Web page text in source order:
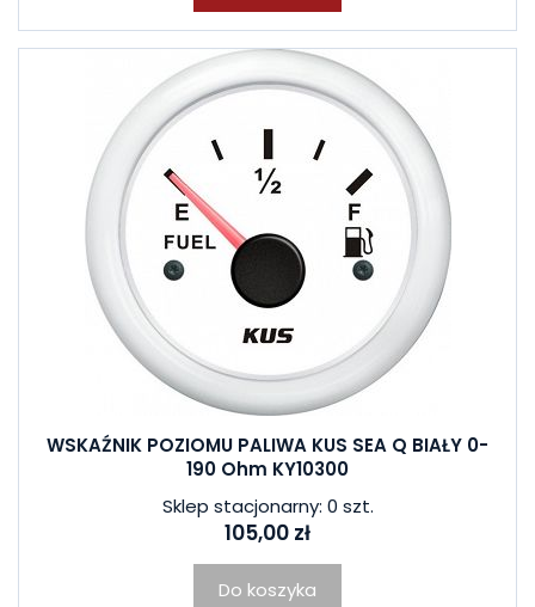
WSKAŹNIK POZIOMU PALIWA KUS SEA Q BIAŁY 0-
190 Ohm KY10300
Sklep stacjonarny: 0 szt.
105,00 zł
Do koszyka